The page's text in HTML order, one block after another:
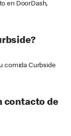
en DoorDash,
comida Curbside
contacto de